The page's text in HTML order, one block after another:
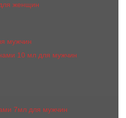
женщин
мужчин
10 мл для мужчин
7мл для мужчин